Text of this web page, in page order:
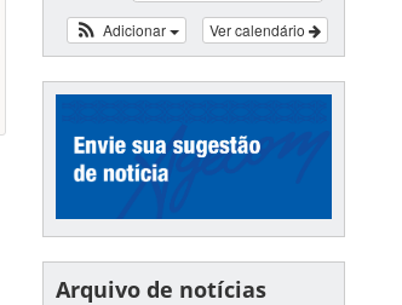
Ver calendário
Adicionar
Arquivo de notícias